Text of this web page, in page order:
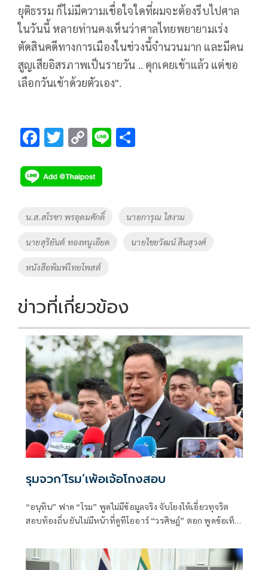
ยุติธรรม ก็ไม่มีความเชื่อใจใดที่ผมจะต้องรีบไปศาล
ในวันนี้ หลายท่านคงเห็นว่าศาลไทยพยายามเร่ง
ตัดสินคดีทางการเมืองในช่วงนี้จำนวนมาก และมีคน
สูญเสียอิสรภาพเป็นรายวัน .. คุกเคยเข้าแล้ว แต่ขอ
เลือกวันเข้าด้วยตัวเอง".
F
e
b
o
o
k
T
tt
er
C
p
y
Li
n
k
Li
Tags
น.ส.สโรชา พรอุดมศักดิ์ นายการุณ ใสงาม
นายสุริยันต์ ทองหนูเอียด นายไชยวัฒน์ สินสุวงศ์
หนังสือพิมพ์ไทยโพสต์
ข่าวที่เกี่ยวข้อง
รุมจวก‘โรม’เพ้อเจ้อโกงสอบ
“อนุทิน” ฟาด “โรม” พูดไม่มีข้อมูลจริง จับโยงให้เอี่ยวทุจริต
สอบท้องถิ่น ยันไม่มีหน้าที่ดูทีโออาร์ “วรศิษฎ์” ตอก พูดข้อเท็จ